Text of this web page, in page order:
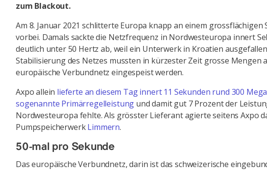
zum Blackout.
Am 8. Januar 2021 schlitterte Europa knapp an einem grossflächigen
vorbei. Damals sackte die Netzfrequenz in Nordwesteuropa innert
deutlich unter 50 Hertz ab, weil ein Unterwerk in Kroatien
Stabilisierung des Netzes mussten in kürzester Zeit grosse Mengen
europäische Verbundnetz eingespeist werden.
Axpo allein lieferte an diesem Tag innert 11 Sekunden rund 300
sogenannte Primärregelleistung und damit gut 7 Prozent der
Nordwesteuropa fehlte. Als grösster Lieferant agierte seitens Axpo
PumpspeicherwerkLimmern.
50-mal pro Sekunde
Das europäische Verbundnetz, darin ist das schweizerische